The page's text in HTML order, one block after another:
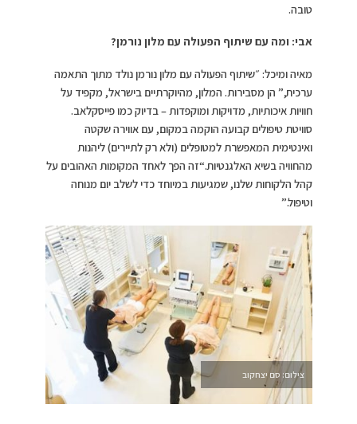
טובה.
אבי: ומה עם שיתוף הפעולה עם מלון נורמן?
מאיה ומיכל: ״שיתוף הפעולה עם מלון נורמן נולד מתוך התאמה
ערכית,” הן מסבירות. המלון, מהיוקרתיים בישראל, מקפיד על
חוויות איכותיות, מדויקות ומוקפדות – בדיוק כמו פייסקלאב.
סוויטת טיפולים קבועה הוקמה במקום, עם אווירה שקטה
ואינטימית המאפשרת למטופלים (ולא רק לתיירים) ליהנות
מהחוויה בשיא האלגנטיות.“זה הפך לאחד המקומות האהובים על
קהל הלקוחות שלנו, שמגיעות במיוחד כדי לשלב יום מנוחה
וטיפול.”
צילום: סם יצחקוב